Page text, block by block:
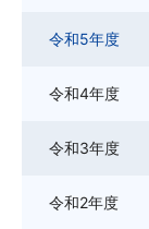
令和5年度
令和4年度
令和3年度
令和2年度